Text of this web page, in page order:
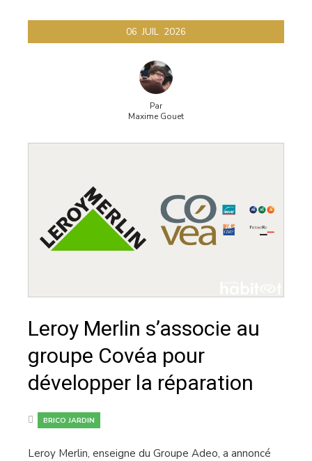
06 JUIL 2026
Par
Maxime Gouet
Leroy Merlin s’associe au
groupe Covéa pour
développer la réparation
BRICO JARDIN
Leroy Merlin, enseigne du Groupe Adeo, a annoncé